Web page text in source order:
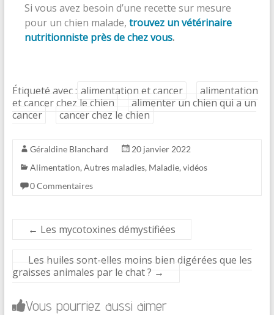
Si vous avez besoin d’une recette sur mesure
pour un chien malade, trouvez un vétérinaire
nutritionniste près de chez vous.
Étiqueté avec : alimentation et cancer
alimentation
et cancer chez le chien
alimenter un chien qui a un
cancer
cancer chez le chien
Géraldine Blanchard
20 janvier 2022
Alimentation, Autres maladies, Maladie, vidéos
0 Commentaires
← Les mycotoxines démystifiées
Les huiles sont-elles moins bien digérées que les
graisses animales par le chat ? →
Vous pourriez aussi aimer